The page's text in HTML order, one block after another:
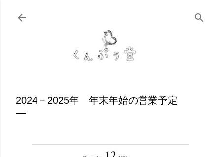
スキップしてメイン コンテンツに移動
2024－2025年 年末年始の営業予定